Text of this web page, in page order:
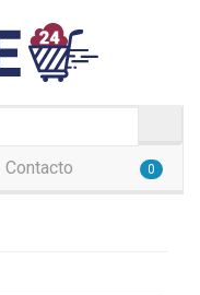
Contacto 0